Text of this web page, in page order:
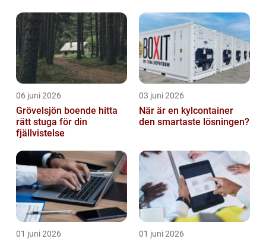
06 juni 2026
Grövelsjön boende hitta
rätt stuga för din
fjällvistelse
03 juni 2026
När är en kylcontainer
den smartaste lösningen?
01 juni 2026 01 juni 2026